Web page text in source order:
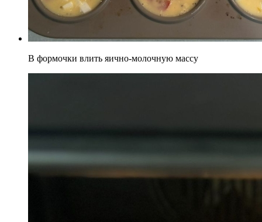
В формочки влить яично-молочную массу